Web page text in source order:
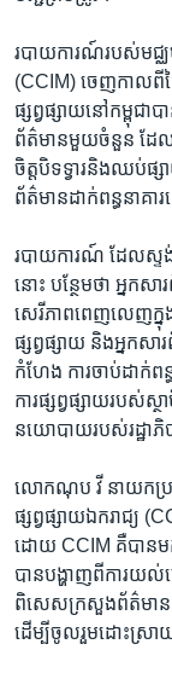
របាយ​ការណ៍​របស់​មជ្ឈ​ម
(CCIM)​ ​ចេញ​កាលពី​ថ្ង
ផ្សព្វផ្សាយ​នៅ​កម្ពុជា​
ព័ត៌មាន​មួយ​ចំនួន​ ​ដែល​ផ្
ចិត្ត​បិទទ្វារ​និង​ឈប់​ផ្
ព័ត៌មាន​ដាក់​ពន្ធនាគា
របាយ​ការណ៍​ ដែល​ស្ទង់ម
នោះ​ ​បន្ថែម​ថា​ ​អ្នក​ស
សេរីភាព​ពេញ​លេញ​ក្នុ
ផ្សព្វផ្សាយ​ ​និង​អ្នក​ស
កំហែង​ ​ការ​ចាប់​ដាក់​ពន្
ការ​ផ្សព្វផ្សាយ​រប
នយោបាយ​របស់​រដ្ឋាភិ
លោកណុប វី​ ​នាយក​ប្រព័
ផ្សព្វផ្សាយ​ឯករាជ្យ​
ដោយ​ ​CCIM​ ​គឺ​បាន​ម
បាន​បង្ហាញ​ពី​ការ​យល់​
ពិសេស​ក្រសួង​ព័ត៌មាន
ដើម្បី​ចូល​រួម​ដោះស្រា